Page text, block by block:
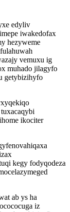
edyliv
iwakedofax
hezyweme
vemuxu ig
muhado jilagyfo
getybizihyfo
ikociter
kegy fodyqodeza
ab ys ha
iz